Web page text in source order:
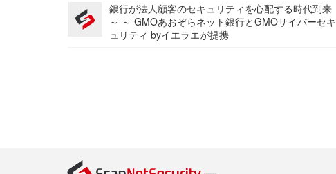
銀行が法人顧客のセキュリティを心配する時代到来
～ ～ GMOあおぞらネット銀行とGMOサイバーセキ
ュリティ byイエラエが提携